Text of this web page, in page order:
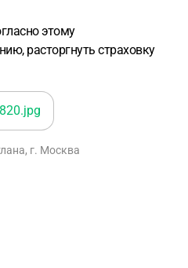
этому
расторгнуть страховку
.jpg
, г. Москва